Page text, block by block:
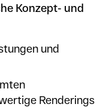
Konzept- und
und
Renderings